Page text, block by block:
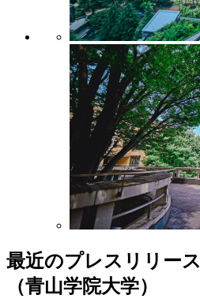
最近のプレスリリース
（青山学院大学）